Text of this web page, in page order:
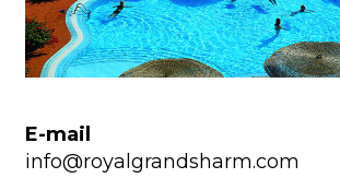
E-mail
info@royalgrandsharm.com